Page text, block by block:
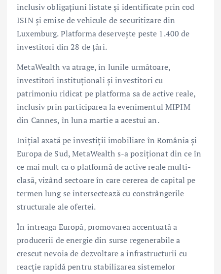
inclusiv obligațiuni listate și identificate prin cod
ISIN și emise de vehicule de securitizare din
Luxemburg. Platforma deservește peste 1.400 de
investitori din 28 de țări.
MetaWealth va atrage, în lunile următoare,
investitori instituționali și investitori cu
patrimoniu ridicat pe platforma sa de active reale,
inclusiv prin participarea la evenimentul MIPIM
din Cannes, în luna martie a acestui an.
Inițial axată pe investiții imobiliare în România și
Europa de Sud, MetaWealth s-a poziționat din ce în
ce mai mult ca o platformă de active reale multi-
clasă, vizând sectoare în care cererea de capital pe
termen lung se intersectează cu constrângerile
structurale ale ofertei.
În întreaga Europă, promovarea accentuată a
producerii de energie din surse regenerabile a
crescut nevoia de dezvoltare a infrastructurii cu
reacție rapidă pentru stabilizarea sistemelor